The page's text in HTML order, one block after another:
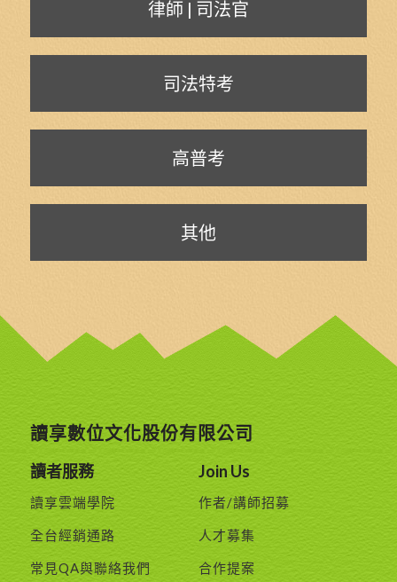
律師 | 司法官
司法特考
高普考
其他
讀享數位文化股份有限公司
讀者服務
讀享雲端學院
全台經銷通路
常見QA與聯絡我們
Join Us
作者/講師招募
人才募集
合作提案